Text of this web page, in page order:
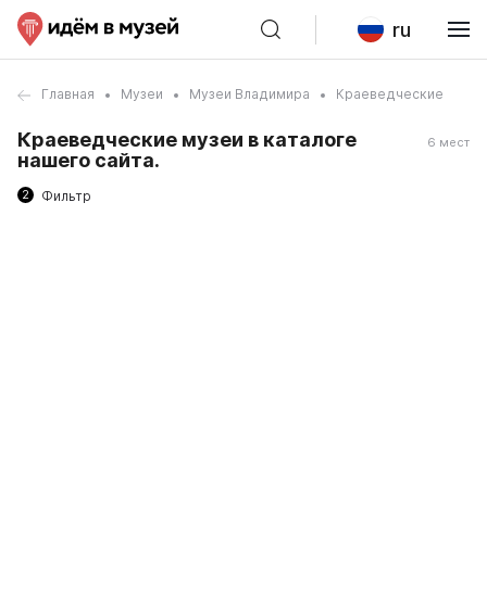
ru
Главная Музеи Музеи Владимира Краеведческие
Краеведческие музеи в каталоге
нашего сайта.
6 мест
2 Фильтр